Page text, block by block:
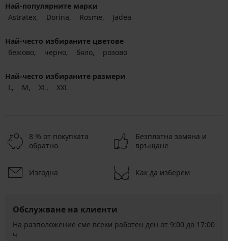
Най-популярните марки
Astratex
Dorina Rosme Jadea
Най-често избираните цветове
бежово
черно бяло розово
Най-често избираните размери
L
M XL XXL
8 % от покупката
обратно
Безплатна замяна и
връщане
Изгодна Как да изберем
Обслужване на клиенти
На разположение сме всеки работен ден от 9:00 до 17:00
ч